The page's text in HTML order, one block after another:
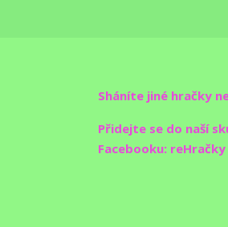
Sháníte jiné hračky
Přidejte se do naší
Facebooku: reHračky